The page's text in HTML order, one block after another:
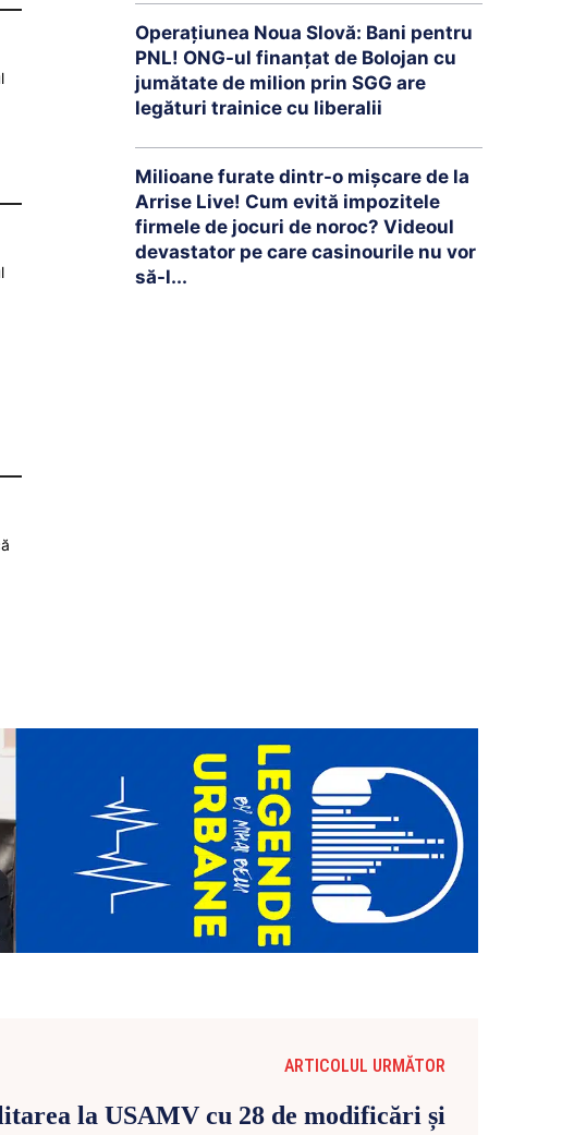
Operațiunea Noua Slovă: Bani pentru
PNL! ONG-ul finanțat de Bolojan cu
jumătate de milion prin SGG are
legături trainice cu liberalii
Milioane furate dintr-o mișcare de la
Arrise Live! Cum evită impozitele
firmele de jocuri de noroc? Videoul
devastator pe care casinourile nu vor
să-l...
ARTICOLUL URMĂTOR
la USAMV cu 28 de modificări și